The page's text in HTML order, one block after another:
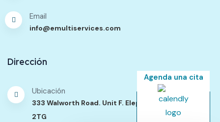
Email
info@emultiservices.com
Dirección
Ubicación
333 Walworth Road. Unit F. Elephant Passage. SE17
2TG
Agenda una cita